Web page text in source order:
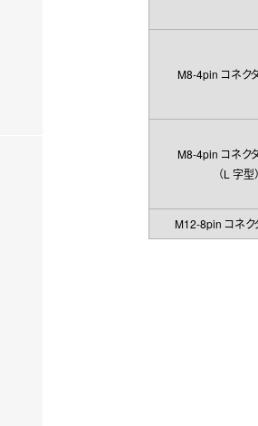
M8-4pin コネク
M8-4pin コネク
（L 字型
M12-8pin コネク